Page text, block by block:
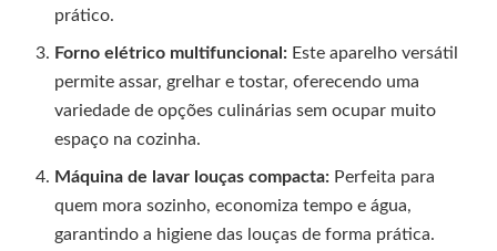
prático.
Forno elétrico multifuncional: Este aparelho versátil
permite assar, grelhar e tostar, oferecendo uma
variedade de opções culinárias sem ocupar muito
espaço na cozinha.
Máquina de lavar louças compacta: Perfeita para
quem mora sozinho, economiza tempo e água,
garantindo a higiene das louças de forma prática.